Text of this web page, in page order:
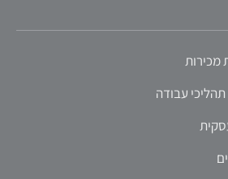
מכירות
תהליכי עבודה